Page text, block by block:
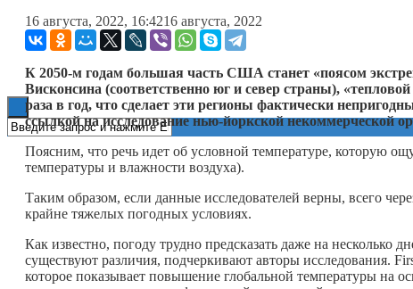
ESG
16 августа, 2022, 16:4216 августа, 2022
К 2050-м годам большая часть США станет «поясом
Висконсина (соответственно юг и север страны),
раза в год, что сделает эти регионы фактически
ссылкой на исследование нью-йоркской некоммерческой
Поясним, что речь идет об условной температуре, которую
температуры и влажности воздуха).
Таким образом, если данные исследователей верны, всего
крайне тяжелых погодных условиях.
Как известно, погоду трудно предсказать даже на несколько
существуют различия, подчеркивают авторы исследования.
которое показывает повышение глобальной температуры на